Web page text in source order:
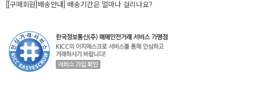
[[구매회원]배송안내] 배송기간은 얼마나 걸리나요?